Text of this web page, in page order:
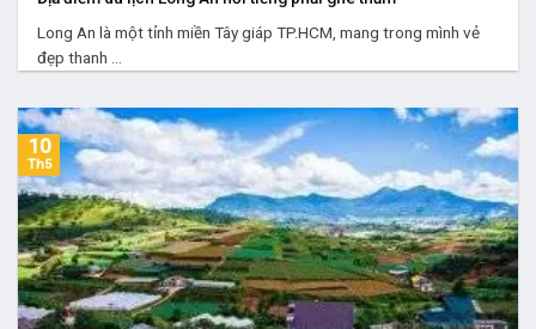
Long An là một tỉnh miền Tây giáp TP.HCM, mang trong mình vẻ
đẹp thanh ...
10
Th5